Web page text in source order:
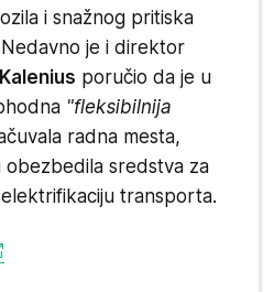
i snažnog pritiska
je i direktor
poručio da je u
"fleksibilnija
radna mesta,
sredstva za
transporta.